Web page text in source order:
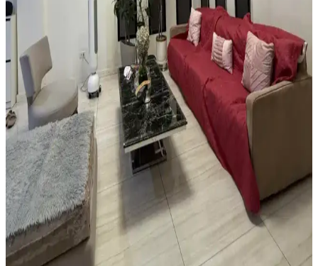
Güneş ışığının zemin üzerindeki zararlarını önlemek için alan halısı
seçimi ve UV engelleyici pencere filmi kullanımı önemlidir. Oval
halılar mekâna uyum sağlar, nemli alanlarda ise suyu tutan tepsiler
tercih edilmelidir.
Yatak Odasında Halı Kullanımı ve Dekorasyon
İpuçlarıyla Mekânın Fonksiyonelliğini Artırma
Yatak odasında halı kullanımı mekâna sıcaklık ve fonksiyonellik
katar. Açık renkli halılar, mobilya düzenlemeleri ve bitkilerle odanın
estetiği ve işlevselliği artırılır.
Vintage Yatakların Yatak Odası Düzenine Etkisi ve
Mekâna Uyum Sağlama Yöntemleri
Vintage yatakların mekâna uyumu, boyut ve yerleşim planlaması ile
renk ve dekorasyon uyumu, kişisel tercihlerle dengelenerek yatak
odasında estetik ve fonksiyonellik sağlanır.